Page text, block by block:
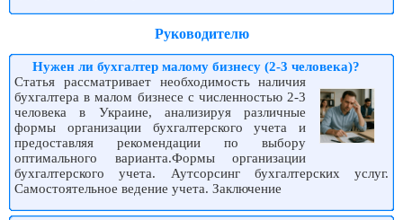
Руководителю
Нужен ли бухгалтер малому бизнесу (2-3 человека)?
Статья рассматривает необходимость наличия
бухгалтера в малом бизнесе с численностью 2-3
человека в Украине, анализируя различные
формы организации бухгалтерского учета и
предоставляя рекомендации по выбору
оптимального варианта.Формы организации
бухгалтерского учета. Аутсорсинг бухгалтерских услуг.
Самостоятельное ведение учета. Заключение